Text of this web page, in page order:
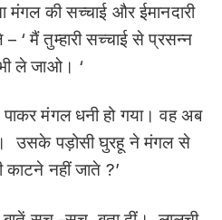
मंगल की सच्चाई और ईमानदारी
‘ मैं तुम्हारी सच्चाई से प्रसन्न
ले जाओ। ‘
पाकर मंगल धनी हो गया। वह अब
उसके पड़ोसी घुरहू ने मंगल से
नहीं जाते ?’